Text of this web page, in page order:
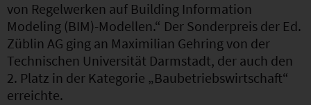
von Regelwerken auf Building Information
Modeling (BIM)-Modellen.“ Der Sonderpreis der Ed.
Züblin AG ging an Maximilian Gehring von der
Technischen Universität Darmstadt, der auch den
2. Platz in der Kategorie „Baubetriebswirtschaft“
erreichte.